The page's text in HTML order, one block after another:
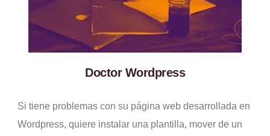
Doctor Wordpress
Si tiene problemas con su página web desarrollada en
Wordpress, quiere instalar una plantilla, mover de un